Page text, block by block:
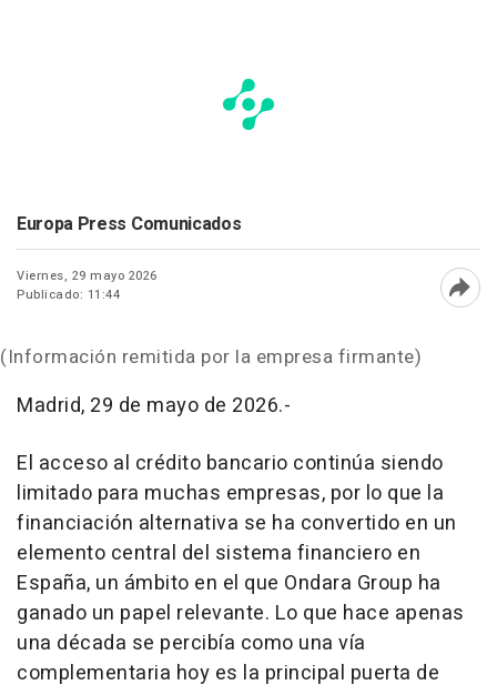
Europa Press Comunicados
Viernes, 29 mayo 2026
Publicado: 11:44
(Información remitida por la empresa firmante)
Madrid, 29 de mayo de 2026.-
El acceso al crédito bancario continúa siendo
limitado para muchas empresas, por lo que la
financiación alternativa se ha convertido en un
elemento central del sistema financiero en
España, un ámbito en el que Ondara Group ha
ganado un papel relevante. Lo que hace apenas
una década se percibía como una vía
complementaria hoy es la principal puerta de